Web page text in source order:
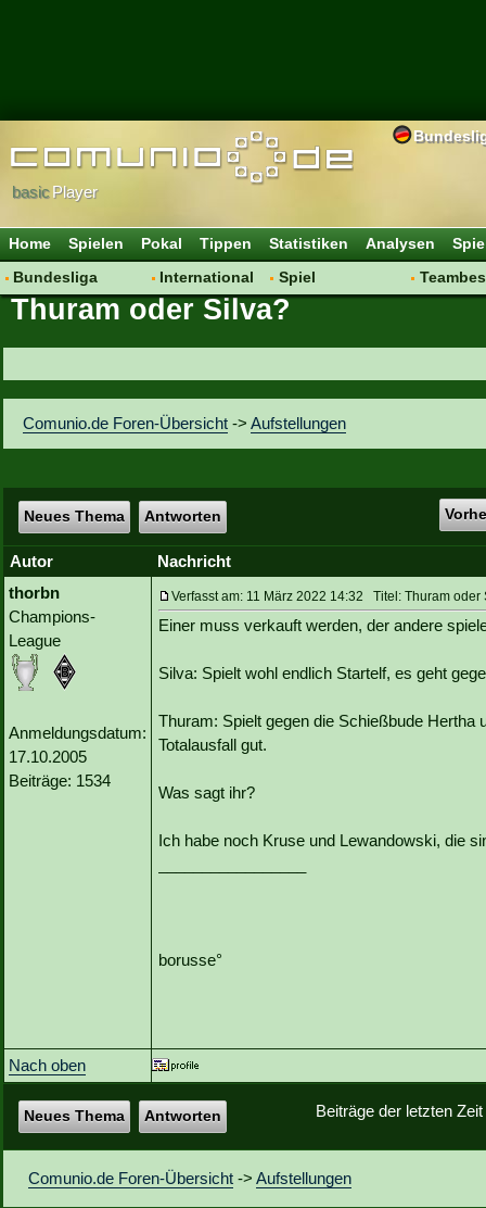
basicPlayer
Home Spielen Pokal Tippen Statistiken Analysen
Bundesliga
Hot News
Vereinsdiskussion
Vereinsfragen
International
Vereine
Spiel
Regeln & Tipps
Thuram oder Silva?
Comunio.de Foren-Übersicht ->Aufstellungen
Neues Thema Antworten
Autor
Nachricht
thorbn
Champions-
League
Anmeldungsdatum:
17.10.2005
Beiträge: 1534
Verfasst am: 11 März 2022 14:32 Titel: Thuram oder
Einer muss verkauft werden, der andere
Silva: Spielt wohl endlich Startelf, es geht
Thuram: Spielt gegen die Schießbude Hertha
Totalausfall gut.
Was sagt ihr?
Ich habe noch Kruse und Lewandowski, die
borusse°
Nach oben
Beiträge der letzten
Neues Thema Antworten
Comunio.de Foren-Übersicht ->Aufstellungen